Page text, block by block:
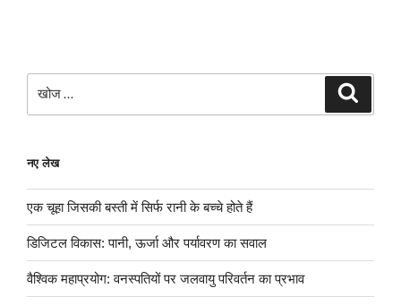
खोजे
नए लेख
एक चूहा जिसकी बस्ती में सिर्फ रानी के बच्चे होते हैं
डिजिटल विकास: पानी, ऊर्जा और पर्यावरण का सवाल
वैश्विक महाप्रयोग: वनस्पतियों पर जलवायु परिवर्तन का प्रभाव